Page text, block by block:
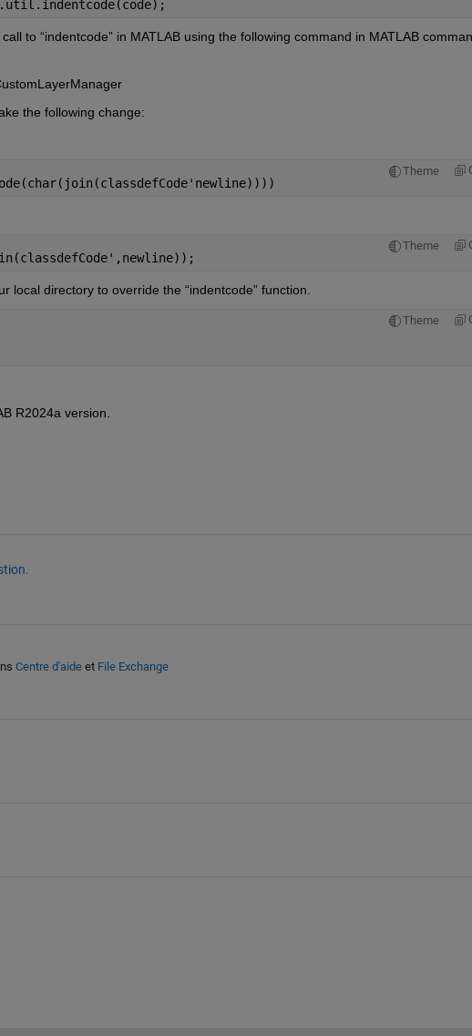
to “indentcode” in MATLAB using the following command in MATLAB
the following change:
Theme
Theme
local directory to override the “indentcode” function.
Theme
R2024a version.
Centre d'aideet File Exchange